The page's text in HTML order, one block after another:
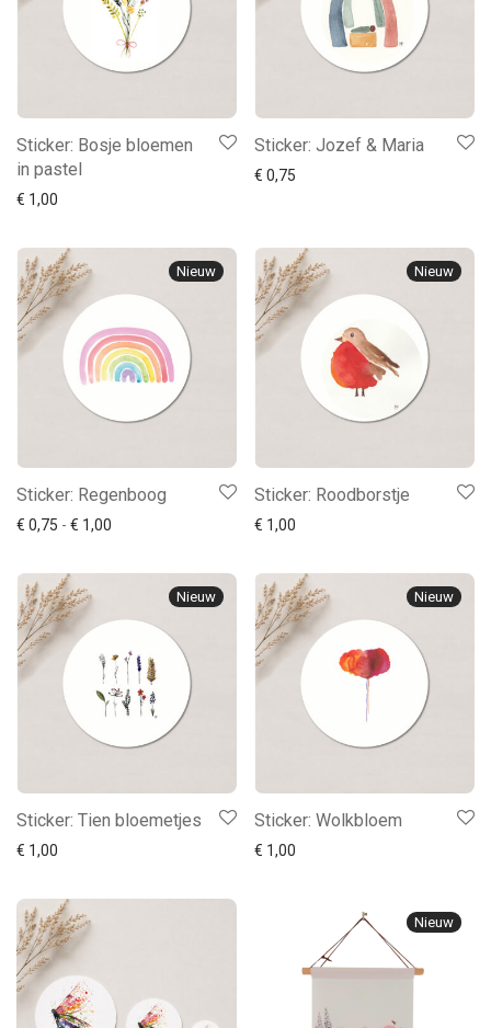
Sticker: Bosje bloemen
in pastel
€ 1,00
Sticker: Jozef & Maria
€ 0,75
Nieuw
Sticker: Regenboog
€ 0,75 - € 1,00 Prijsklasse: € 0,75 tot € 1,00
Nieuw
Sticker: Roodborstje
€ 1,00
Nieuw
Sticker: Tien bloemetjes
€ 1,00
Nieuw
Sticker: Wolkbloem
€ 1,00
Nieuw